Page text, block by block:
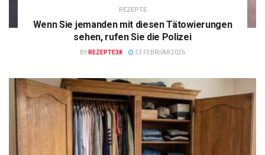
REZEPTE
Wenn Sie jemanden mit diesen Tätowierungen
sehen, rufen Sie die Polizei
BY REZEPTE38 13 FEBRUAR 2026